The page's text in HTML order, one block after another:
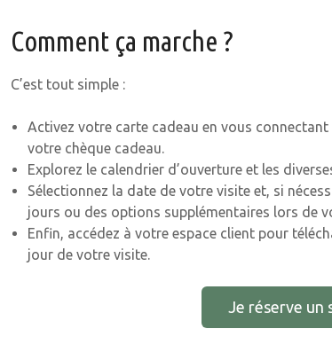
Comment ça marche ?
C’est tout simple :
Activez votre carte cadeau en vous
votre chèque cadeau.
Explorez le calendrier d’ouverture et les
Sélectionnez la date de votre visite et, si
jours ou des options supplémentaires lors de
Enfin, accédez à votre espace client pour
jour de votre visite.
Je réserve un